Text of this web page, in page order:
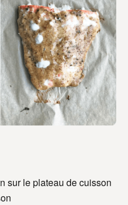
sur le plateau de cuisson